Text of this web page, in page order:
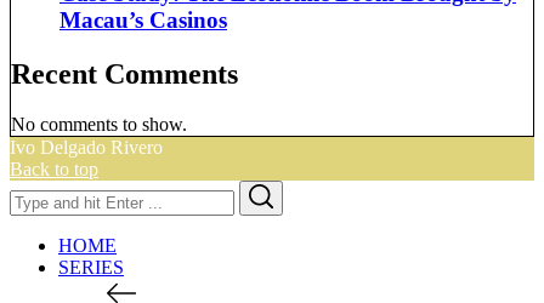
Macau’s Casinos
Recent Comments
No comments to show.
Ivo Delgado Rivero
Back to top
Search
for:
HOME
SERIES